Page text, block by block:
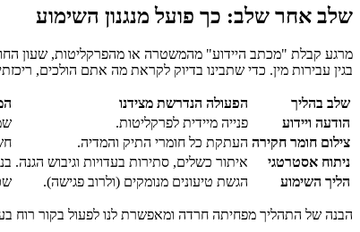
שלב אחר שלב: כך פועל מנגנון השימוע
בגין עבירות מין. כדי שתבינו בדיוק לקראת מה אתם הולכים,
שלב בהליך הפעולה הנדרשת מצידנו
הודעה ויידוע
פנייה מיידית לפרקליטות.
צילום חומר חקירה העתקת כל חומרי התיק והמדיה.
ניתוח אסטרטגי
איתור כשלים, סתירות בעדויות וגיבוש הגנה.
הליך השימוע
הגשת טיעונים מנומקים (ולרוב פגישה).
הבנה של התהליך מפחיתה חרדה ומאפשרת לנו לפעול בקור רוח